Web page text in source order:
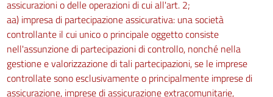
assicurazioni o delle operazioni di cui all'art. 2;
aa) impresa di partecipazione assicurativa: una società
controllante il cui unico o principale oggetto consiste
nell'assunzione di partecipazioni di controllo, nonché nella
gestione e valorizzazione di tali partecipazioni, se le imprese
controllate sono esclusivamente o principalmente imprese di
assicurazione, imprese di assicurazione extracomunitarie,